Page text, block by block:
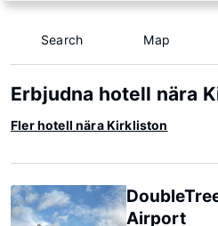
Search Map
Erbjudna hotell nära
Fler hotell nära Kirkliston
Airport